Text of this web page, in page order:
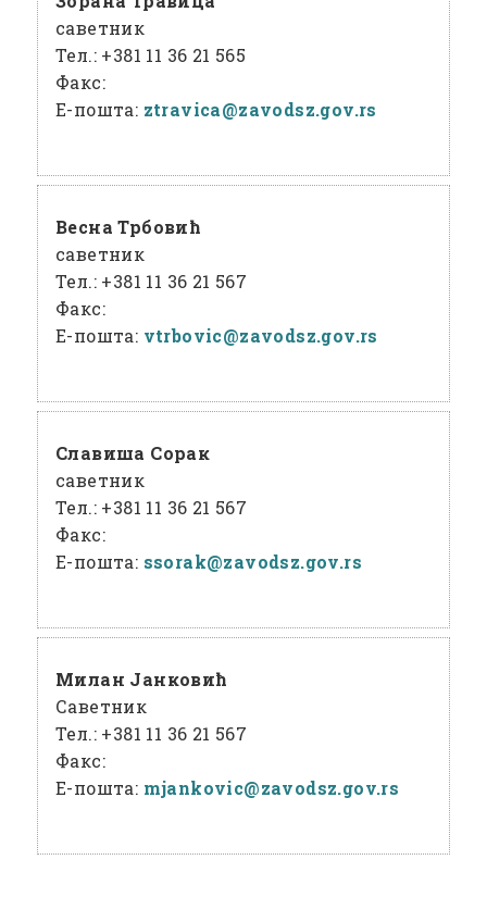
саветник
Тел.: +381 11 36 21 565
Факс:
Е-пошта: ztravica@zavodsz.gov.rs
Весна Трбовић
саветник
Тел.: +381 11 36 21 567
Факс:
Е-пошта: vtrbovic@zavodsz.gov.rs
Славиша Сорак
саветник
Тел.: +381 11 36 21 567
Факс:
Е-пошта: ssorak@zavodsz.gov.rs
Милан Јанковић
Саветник
Тел.: +381 11 36 21 567
Факс:
Е-пошта: mjankovic@zavodsz.gov.rs